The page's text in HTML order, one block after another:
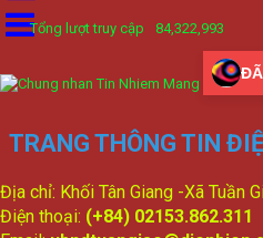
Tổng lượt truy cập 84,322,993
TRANG THÔNG TIN
Địa chỉ: Khối Tân Giang -Xã Tuần
Điện thoại: (+84) 02153.862.311